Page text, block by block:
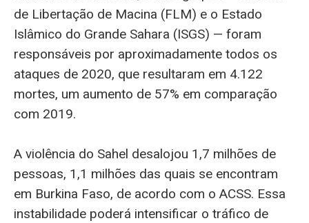
de Libertação de Macina (FLM) e o Estado
Islâmico do Grande Sahara (ISGS) — foram
responsáveis por aproximadamente todos os
ataques de 2020, que resultaram em 4.122
mortes, um aumento de 57% em comparação
com 2019.
A violência do Sahel desalojou 1,7 milhões de
pessoas, 1,1 milhões das quais se encontram
em Burkina Faso, de acordo com o ACSS. Essa
instabilidade poderá intensificar o tráfico de